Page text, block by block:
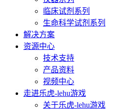
临床试剂系列
生命科学试剂系列
解决方案
资源中心
技术支持
产品资料
视频中心
走进乐虎-lehu游戏
关于乐虎-lehu游戏